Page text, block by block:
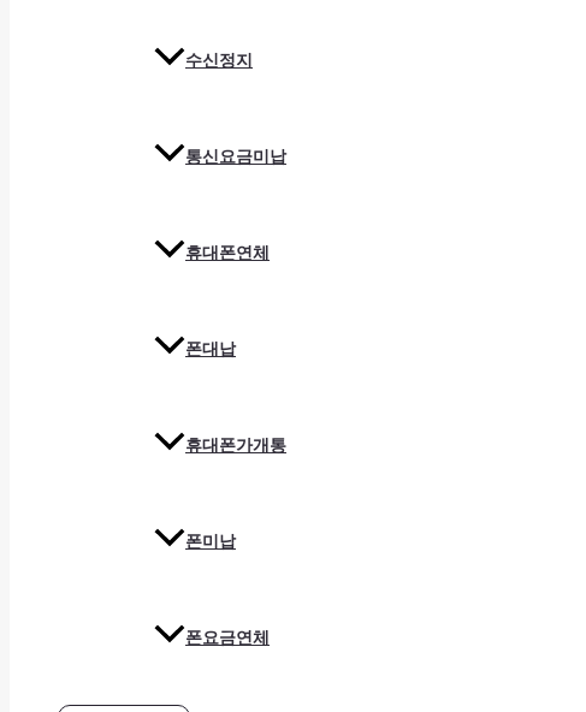
수신정지
통신요금미납
휴대폰연체
폰대납
휴대폰가개통
폰미납
폰요금연체